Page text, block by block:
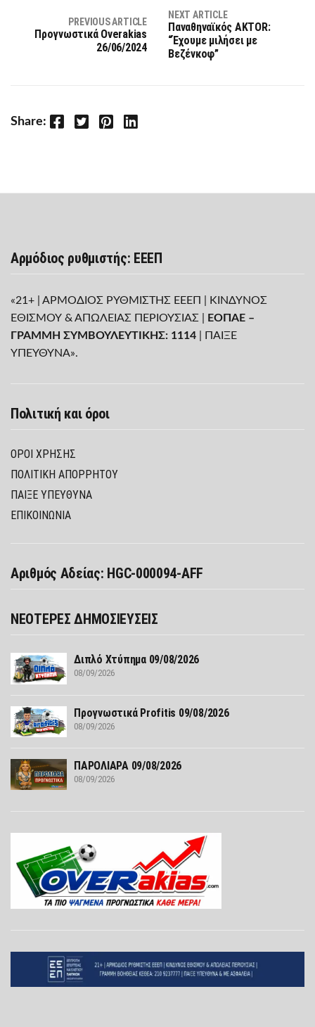
PREVIOUS ARTICLE
Προγνωστικά Overakias
26/06/2024
NEXT ARTICLE
Παναθηναϊκός AKTOR:
“Έχουμε μιλήσει με
Βεζένκοφ”
Share: Facebook Twitter Pinterest LinkedIn
Αρμόδιος ρυθμιστής: ΕΕΕΠ
«21+ | ΑΡΜΟΔΙΟΣ ΡΥΘΜΙΣΤΗΣ ΕΕΕΠ | ΚΙΝΔΥΝΟΣ
ΕΘΙΣΜΟΥ & ΑΠΩΛΕΙΑΣ ΠΕΡΙΟΥΣΙΑΣ |
ΕΟΠΑΕ –
ΓΡΑΜΜΗ ΣΥΜΒΟΥΛΕΥΤΙΚΗΣ: 1114 | ΠΑΙΞΕ
ΥΠΕΥΘΥΝΑ».
Πολιτική και όροι
ΌΡΟΙ ΧΡΉΣΗΣ
ΠΟΛΙΤΙΚΉ ΑΠΟΡΡΉΤΟΥ
ΠΑΊΞΕ ΥΠΕΎΘΥΝΑ
ΕΠΙΚΟΙΝΩΝΙΑ
Αριθμός Αδείας: HGC-000094-AFF
ΝΕΟΤΕΡΕΣ ΔΗΜΟΣΙΕΥΣΕΙΣ
Διπλό Χτύπημα 09/08/2026
08/09/2026
Προγνωστικά Profitis 09/08/2026
08/09/2026
ΠΑΡΟΛΙΑΡΑ 09/08/2026
08/09/2026